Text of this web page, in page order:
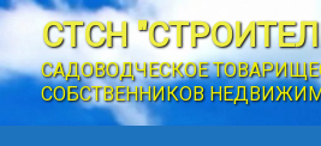
СТСН
САДОВОДЧЕСКОЕ
СОБСТВЕННИКОВ